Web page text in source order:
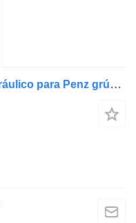
Parker F130CF distribuidor hidráulico para Penz grúa autocargante